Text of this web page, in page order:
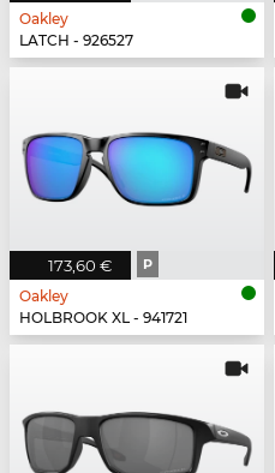
Oakley
LATCH - 926527
173,60 € P
Oakley
HOLBROOK XL - 941721